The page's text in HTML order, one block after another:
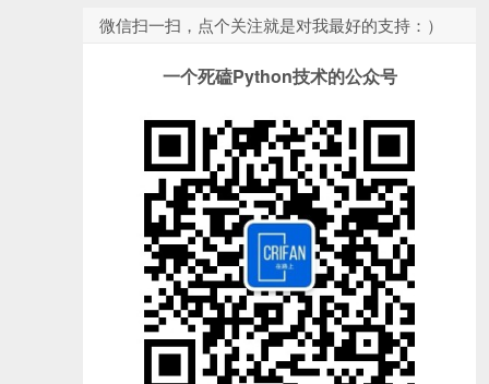
微信扫一扫，点个关注就是对我最好的支持：）
一个死磕Python技术的公众号